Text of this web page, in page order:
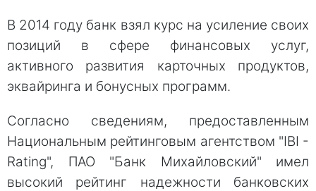
В 2014 году банк взял курс на усиление своих
позиций в сфере финансовых услуг,
активного развития карточных продуктов,
эквайринга и бонусных программ.
Согласно сведениям, предоставленным
Национальным рейтинговым агентством "IBI -
Rating", ПАО "Банк Михайловский" имел
высокий рейтинг надежности банковских